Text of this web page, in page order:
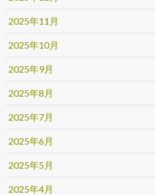
2025年11月
2025年10月
2025年9月
2025年8月
2025年7月
2025年6月
2025年5月
2025年4月